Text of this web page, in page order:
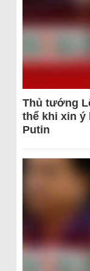
Thủ tướng
thể khi xin ý
Putin